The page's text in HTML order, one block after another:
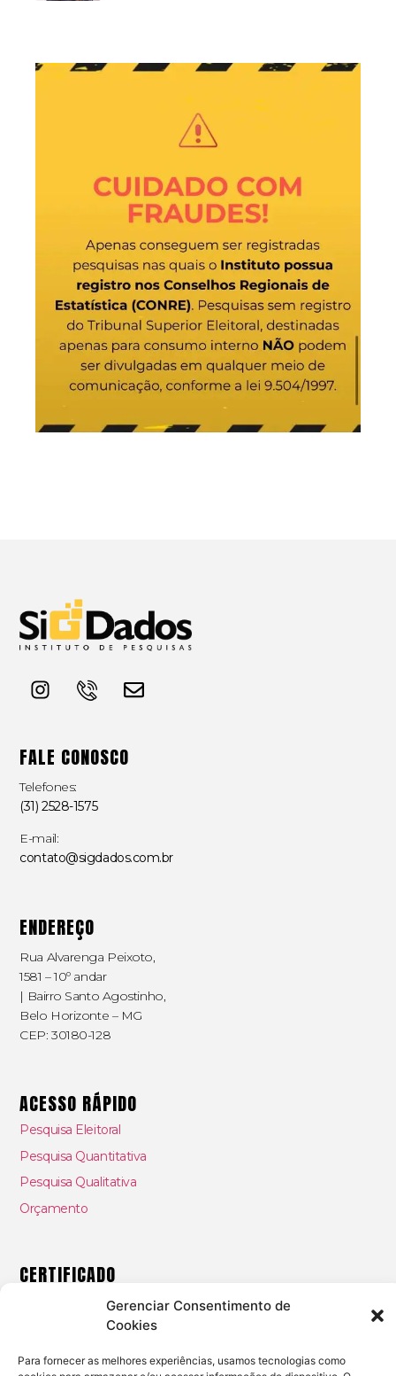
Gerenciar Consentimento de
Cookies
Para fornecer as melhores experiências, usamos tecnologias como
FALE CONOSCO
Telefones:
(31) 2528-1575
E-mail:
contato@sigdados.com.br
ENDEREÇO
Rua Alvarenga Peixoto,
1581 –10º andar
| Bairro Santo Agostinho,
Belo Horizonte – MG
CEP: 30180-128
ACESSO RÁPIDO
Pesquisa Eleitoral
Pesquisa Quantitativa
Pesquisa Qualitativa
Orçamento
CERTIFICADO
Empresa registrada no Conselho Regional de Estatística
(Conre-6/ nº8651)